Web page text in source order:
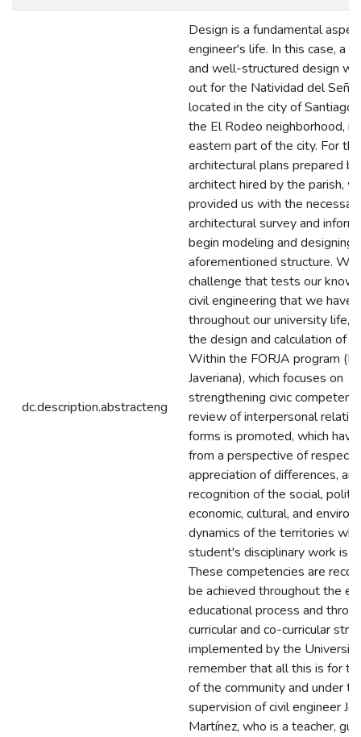
dc.description.abstracteng
Design is a fundamental
engineer's life. In this case, a
and well-structured design
out for the Natividad del
located in the city of Santiago
the El Rodeo neighborhood,
eastern part of the city. For
architectural plans prepared
architect hired by the parish,
provided us with the
architectural survey and
begin modeling and designing
aforementioned structure. We
challenge that tests our
civil engineering that we have
throughout our university life,
the design and calculation of
Within the FORJA program
Javeriana), which focuses on
strengthening civic
review of interpersonal
forms is promoted, which
from a perspective of respect,
appreciation of differences, and
recognition of the social,
economic, cultural, and
dynamics of the territories
student's disciplinary work is
These competencies are
be achieved throughout the
educational process and
curricular and co-curricular
implemented by the
remember that all this is for
of the community and under
supervision of civil engineer
Martínez, who is a teacher,